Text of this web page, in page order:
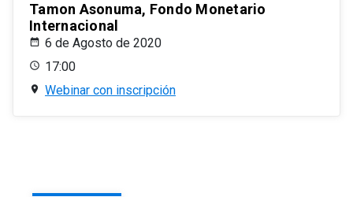
Tamon Asonuma, Fondo Monetario
Internacional
6 de Agosto de 2020
17:00
Webinar con inscripción